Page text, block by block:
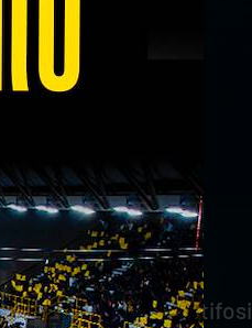
alla storia che i tifosi